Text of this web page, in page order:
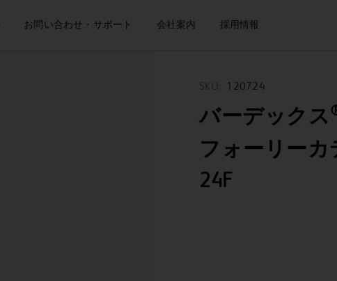
お問い合わせ・サポート 会社案内 採用情報
SKU: 120724
バーデックス
フォーリーカ
24F